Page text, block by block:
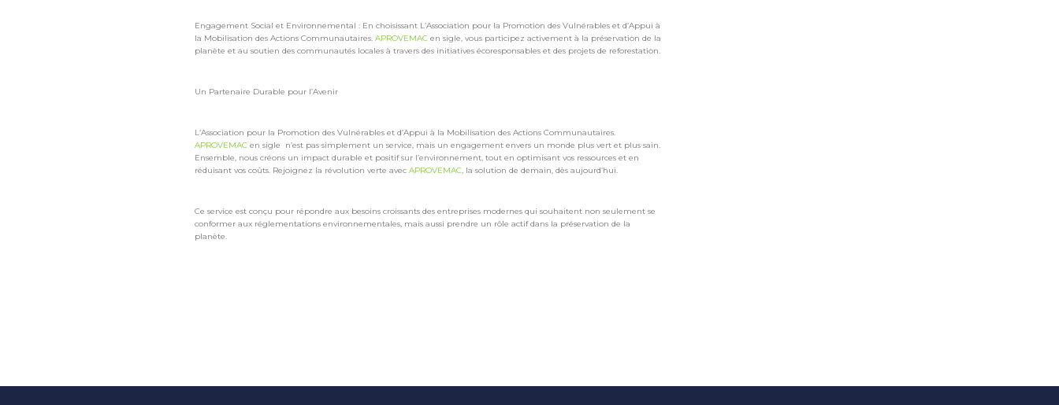
Engagement Social et Environnemental : En choisissant L’Association pour la Promotion des Vulnérables et d’Appui à
la Mobilisation des Actions Communautaires. APROVEMAC en sigle, vous participez activement à la préservation de la
planète et au soutien des communautés locales à travers des initiatives écoresponsables et des projets de reforestation.
Un Partenaire Durable pour l’Avenir
L’Association pour la Promotion des Vulnérables et d’Appui à la Mobilisation des Actions Communautaires.
APROVEMAC en sigle n’est pas simplement un service, mais un engagement envers un monde plus vert et plus sain.
Ensemble, nous créons un impact durable et positif sur l’environnement, tout en optimisant vos ressources et en
réduisant vos coûts. Rejoignez la révolution verte avec APROVEMAC, la solution de demain, dès aujourd’hui.
Ce service est conçu pour répondre aux besoins croissants des entreprises modernes qui souhaitent non seulement se
conformer aux réglementations environnementales, mais aussi prendre un rôle actif dans la préservation de la
planète.